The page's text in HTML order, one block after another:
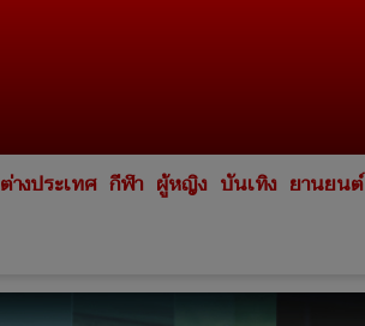
ต่างประเทศ กีฬา ผู้หญิง บันเทิง ยานยนต์